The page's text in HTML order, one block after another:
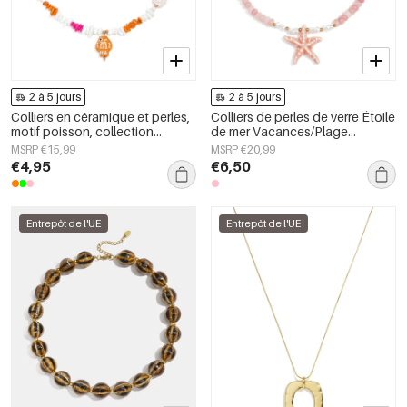
2 à 5 jours
Colliers en céramique et perles,
motif poisson, collection
romantique décontractée pour
le quotidien, bijoux pour
femmes
MSRP €15,99
€4,95
2 à 5 jours
Colliers de perles de verre Étoile
de mer Vacances/Plage
Collection romantique Bijoux
pour femmes
MSRP €20,99
€6,50
Entrepôt de l'UE Entrepôt de l'UE